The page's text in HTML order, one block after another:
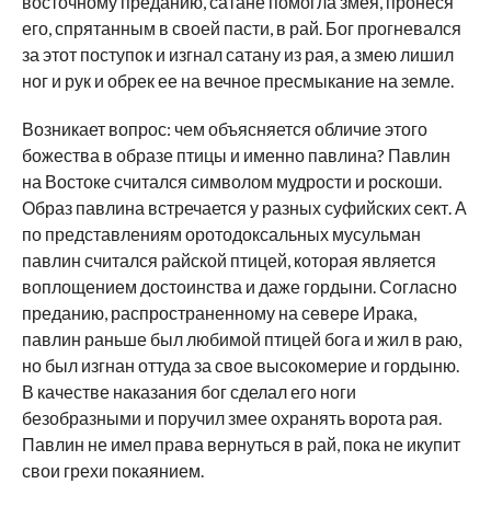
его, спрятанным в своей пасти, в рай. Бог прогневался
за этот поступок и изгнал сатану из рая, а змею лишил
ног и рук и обрек ее на вечное пресмыкание на земле.
Возникает вопрос: чем объясняется обличие этого
божества в образе птицы и именно павлина? Павлин
на Востоке считался символом мудрости и роскоши.
Образ павлина встречается у разных суфийских сект. А
по представлениям оротодоксальных мусульман
павлин считался райской птицей, которая является
воплощением достоинства и даже гордыни. Согласно
преданию, распространенному на севере Ирака,
павлин раньше был любимой птицей бога и жил в раю,
но был изгнан оттуда за свое высокомерие и гордыню.
В качестве наказания бог сделал его ноги
безобразными и поручил змее охранять ворота рая.
Павлин не имел права вернуться в рай, пока не икупит
свои грехи покаянием.